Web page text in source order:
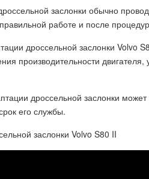
заслонки обычно
работе и после
дроссельной заслонки Volvo
производительности
дроссельной заслонки
его службы.
заслонки Volvo S80 II